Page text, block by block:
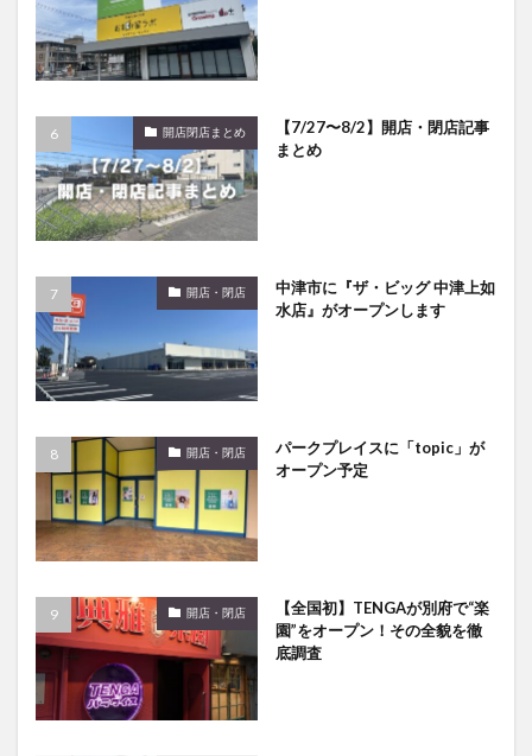
開店閉店まとめ
【7/27〜8/2】開店・閉店記事
まとめ
開店・閉店
中津市に『ザ・ビッグ 中津上如
水店』がオープンします
開店・閉店
パークプレイスに「topic」が
オープン予定
開店・閉店
【全国初】TENGAが別府で“楽
園”をオープン！その全貌を徹
底調査